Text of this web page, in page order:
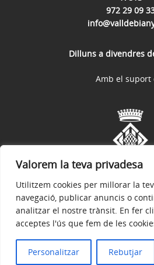
Valorem la teva privadesa
Utilitzem cookies per millorar la
navegació, publicar anuncis o
analitzar el nostre trànsit. En fer
acceptes l'ús que fem de les
Personalitzar Rebutjar
972 29 09
Dilluns a divendres
Avís legal Política de
Amb el suport